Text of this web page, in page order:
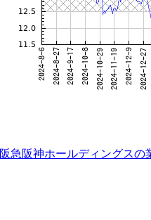
阪急阪神ホールディングスの